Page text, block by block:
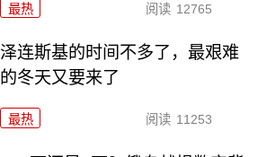
最热 阅读 12765
泽连斯基的时间不多了，最艰难
的冬天又要来了
最热 阅读 11253